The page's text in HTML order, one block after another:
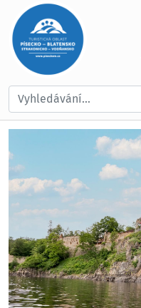
Vyhledávání...